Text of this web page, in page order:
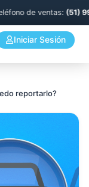
de ventas:(51) 993 944
Iniciar Sesión
reportarlo?